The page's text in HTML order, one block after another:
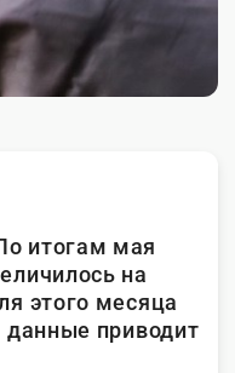
итогам мая
на
этого месяца
данные приводит